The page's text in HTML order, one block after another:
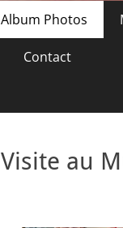
Album Photos
Contact
Visite au